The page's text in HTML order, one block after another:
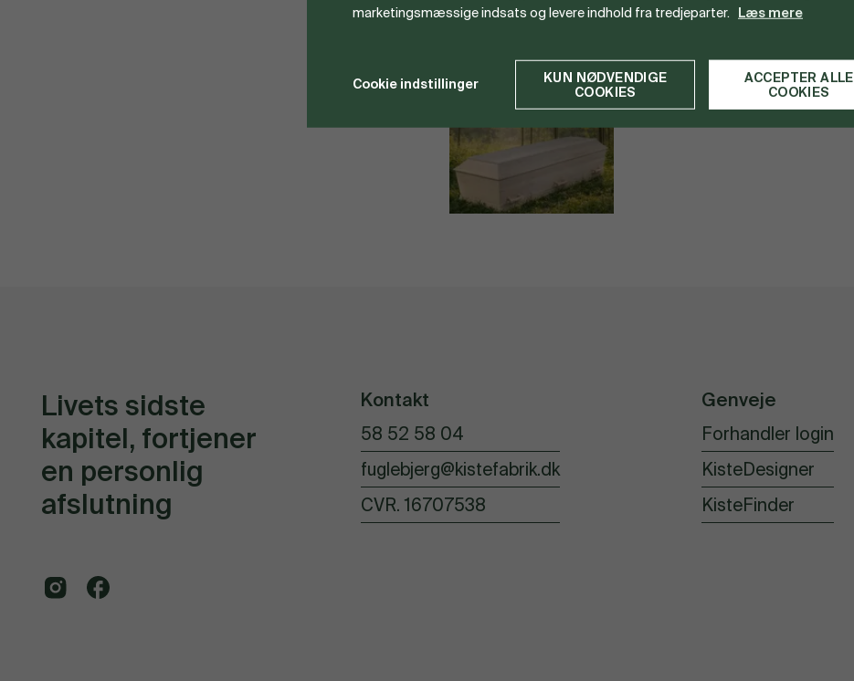
BILLEDER
Livets sidste
kapitel, fortjener
en personlig
afslutning
Kontakt
58 52 58 04
fuglebjerg@kistefabrik.dk
CVR. 16707538
Genveje
Forhandler login
KisteDesigner
KisteFinder
marketingsmæssige indsats og levere indhold fra tredjeparter. Læs mere
Cookie indstillinger
KUN NØDVENDIGE
COOKIES
ACCEPTER ALLE
COOKIES